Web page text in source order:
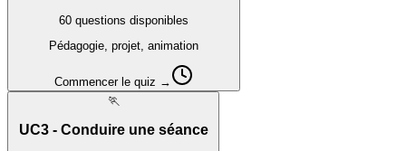
60 questions disponibles
Pédagogie, projet, animation
Commencer le quiz →
🏃
UC3 - Conduire une séance